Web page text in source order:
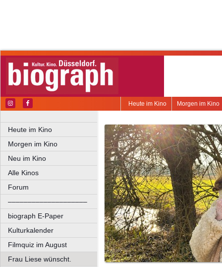
Morgen im Kino
Heute im Kino
Heute im Kino
Morgen im Kino
Neu im Kino
Alle Kinos
Forum
––––––––––––––––––––
biograph E-Paper
Kulturkalender
Filmquiz im August
Frau Liese wünscht.